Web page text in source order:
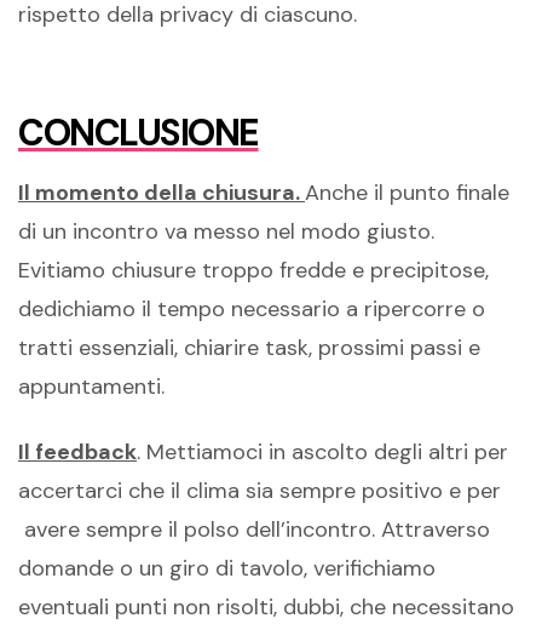
rispetto della privacy di ciascuno.
CONCLUSIONE
Il momento della chiusura.Anche il punto finale
di un incontro va messo nel modo giusto.
Evitiamo chiusure troppo fredde e precipitose,
dedichiamo il tempo necessario a ripercorre o
tratti essenziali, chiarire task, prossimi passi e
appuntamenti.
Il feedback. Mettiamoci in ascolto degli altri per
accertarci che il clima sia sempre positivo e per
avere sempre il polso dell’incontro. Attraverso
domande o un giro di tavolo, verifichiamo
eventuali punti non risolti, dubbi, che necessitano